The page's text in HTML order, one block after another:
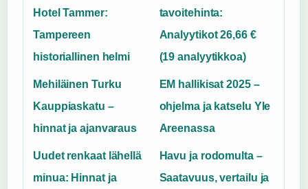
Hotel Tammer:
Tampereen
historiallinen helmi
tavoitehinta:
Analyytikot 26,66 €
(19 analyytikkoa)
Mehiläinen Turku
Kauppiaskatu –
hinnat ja ajanvaraus
EM hallikisat 2025 –
ohjelma ja katselu Yle
Areenassa
Uudet renkaat lähellä
minua: Hinnat ja
Havu ja rodomulta –
Saatavuus, vertailu ja